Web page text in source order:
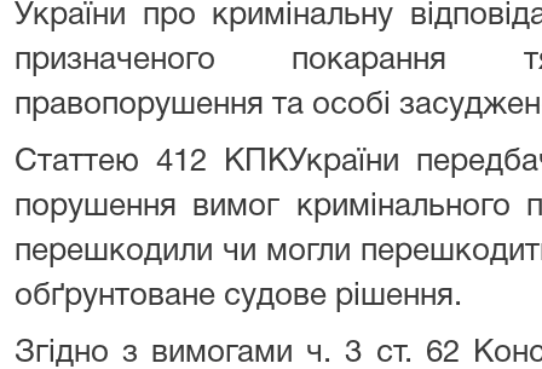
України про кримінальну
призначеного покарання
правопорушення та особі
Статтею 412 КПКУкраїни
порушення вимог кримінального
перешкодили чи могли
обґрунтоване судове рішення.
Згідно з вимогами ч. 3 ст. 62